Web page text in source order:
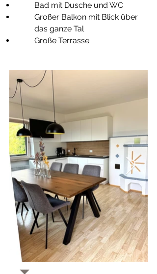
Bad mit Dusche und WC
Großer Balkon mit Blick über
das ganze Tal
Große Terrasse